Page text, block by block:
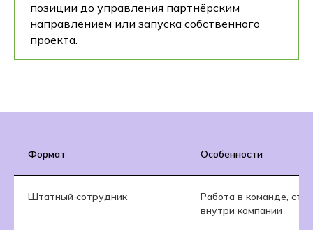
позиции до управления партнёрским
направлением или запуска собственного
проекта.
Формат Особенности
Штатный сотрудник
Работа в команде,
внутри компании